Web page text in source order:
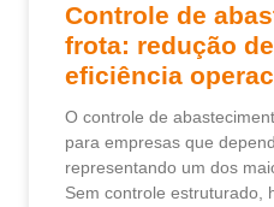
Controle de
frota: redução
eficiência
O controle de
para empresas que
representando um dos
Sem controle estruturado,